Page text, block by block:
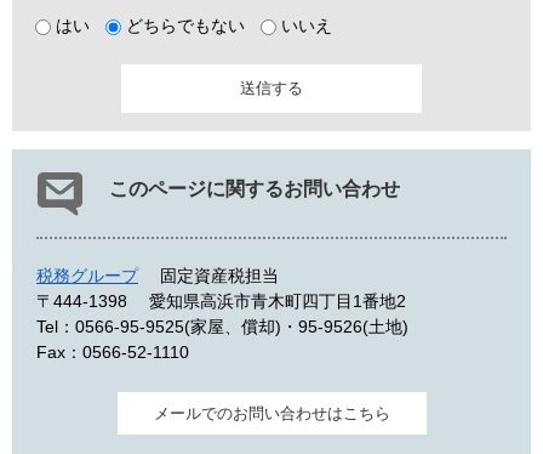
はい どちらでもない いいえ
このページに関するお問い合わせ
税務グループ
固定資産税担当
〒444-1398
愛知県高浜市青木町四丁目1番地2
Tel：0566-95-9525(家屋、償却)・95-9526(土地)
Fax：0566-52-1110
メールでのお問い合わせはこちら